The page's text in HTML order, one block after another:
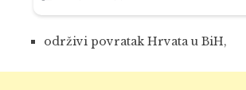
održivi povratak Hrvata u BiH,